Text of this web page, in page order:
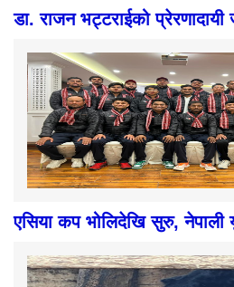
डा. राजन भट्टराईको प्रेरणादायी
एसिया कप भोलिदेखि सुरु, नेपाली